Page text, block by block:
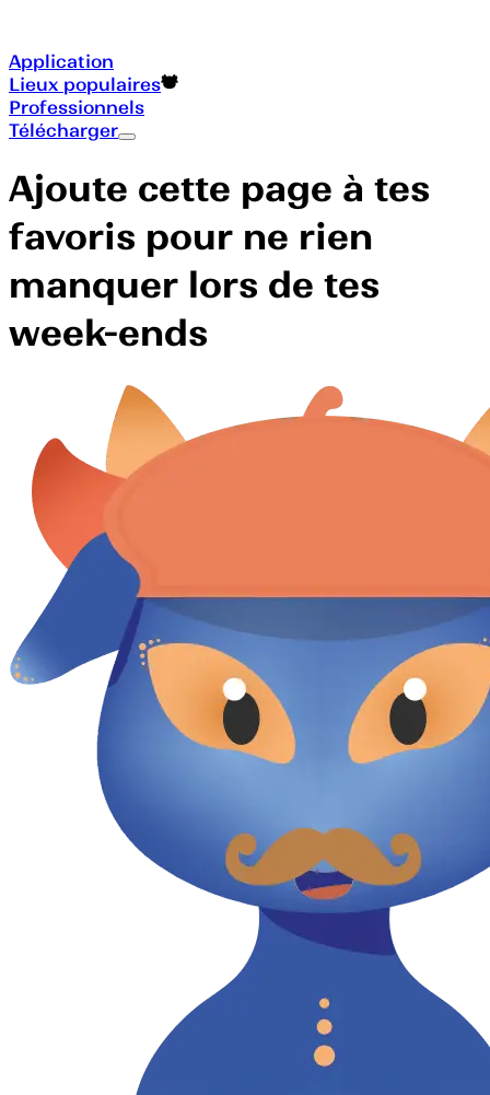
Application
Lieux populaires
Professionnels
Télécharger
Ajoute cette page à tes
favoris pour ne rien
manquer lors de tes
week-ends